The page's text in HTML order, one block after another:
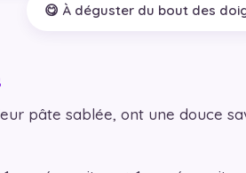
😋 À déguster du bout des
pâte sablée, ont une douce